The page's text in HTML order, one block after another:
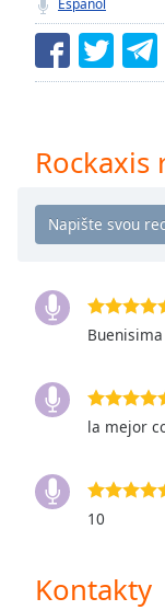
LIVE
Remaining
Playback
Rate
Chapters
Descriptions
descriptions
selected
subtitles
settings,
opens
dialog
Español
Rockaxis
la mejor
10
Kontakty